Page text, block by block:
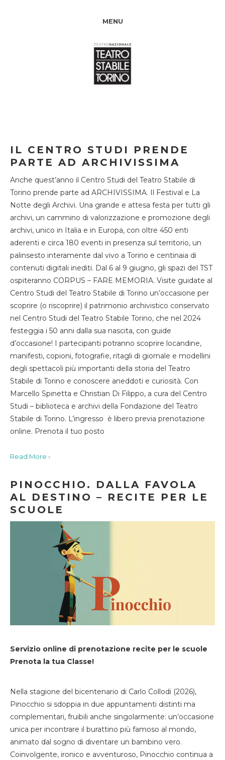
MENU
IL CENTRO STUDI PRENDE
PARTE AD ARCHIVISSIMA
Anche quest’anno il Centro Studi del Teatro Stabile di
Torino prende parte ad ARCHIVISSIMA. Il Festival e La
Notte degli Archivi. Una grande e attesa festa per tutti gli
archivi, un cammino di valorizzazione e promozione degli
archivi, unico in Italia e in Europa, con oltre 450 enti
aderenti e circa 180 eventi in presenza sul territorio, un
palinsesto interamente dal vivo a Torino e centinaia di
contenuti digitali inediti. Dal 6 al 9 giugno, gli spazi del TST
ospiteranno CORPUS – FARE MEMORIA. Visite guidate al
Centro Studi del Teatro Stabile di Torino un’occasione per
scoprire (o riscoprire) il patrimonio archivistico conservato
nel Centro Studi del Teatro Stabile Torino, che nel 2024
festeggia i 50 anni dalla sua nascita, con guide
d’occasione! I partecipanti potranno scoprire locandine,
manifesti, copioni, fotografie, ritagli di giornale e modellini
degli spettacoli più importanti della storia del Teatro
Stabile di Torino e conoscere aneddoti e curiosità. Con
Marcello Spinetta e Christian Di Filippo, a cura del Centro
Studi – biblioteca e archivi della Fondazione del Teatro
Stabile di Torino. L’ingresso è libero previa prenotazione
online. Prenota il tuo posto
Read More ›
PINOCCHIO. DALLA FAVOLA
AL DESTINO – RECITE PER LE
SCUOLE
Servizio online di prenotazione recite per le scuole
Prenota la tua Classe!
Nella stagione del bicentenario di Carlo Collodi (2026),
Pinocchio si sdoppia in due appuntamenti distinti ma
complementari, fruibili anche singolarmente: un’occasione
unica per incontrare il burattino più famoso al mondo,
animato dal sogno di diventare un bambino vero.
Coinvolgente, ironico e avventuroso, Pinocchio continua a